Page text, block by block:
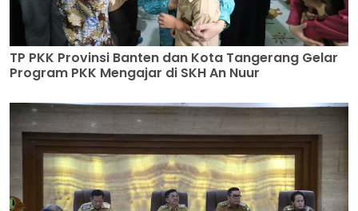
TP PKK Provinsi Banten dan Kota Tangerang Gelar
Program PKK Mengajar di SKH An Nuur